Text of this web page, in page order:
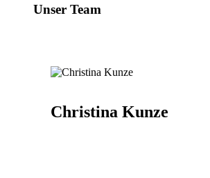
Unser Team
Christina Kunze